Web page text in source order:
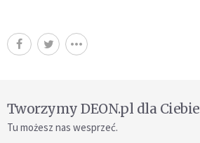
Tworzymy DEON.pl dla Ciebie
Tu możesz nas wesprzeć.